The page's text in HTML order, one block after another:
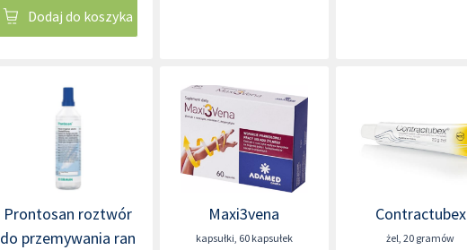
Dodaj do koszyka
Prontosan roztwór
do przemywania ran
Maxi3vena
kapsułki 60 kapsułek
Contractubex
żel ,20 gramów